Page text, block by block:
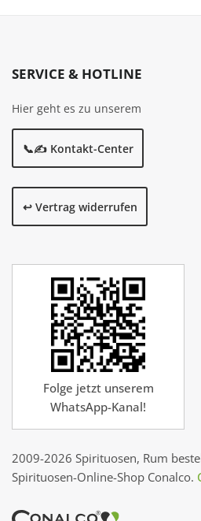
SERVICE & HOTLINE
Hier geht es zu unserem
📞✍️ Kontakt-Center
↩️ Vertrag widerrufen
Folge jetzt unserem
WhatsApp-Kanal!
2009-2026 Spirituosen, Rum
Spirituosen-Online-Shop Conalco.